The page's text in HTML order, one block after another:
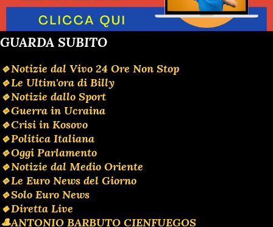
GUARDA SUBITO
🔹️Notizie dal Vivo 24 Ore Non Stop
🔹️Le Ultim'ora di Billy
🔹️Notizie dallo Sport
🔹️Guerra in Ucraina
🔹️Crisi in Kosovo
🔹️Politica Italiana
🔹️Oggi Parlamento
🔹️Notizie dal Medio Oriente
🔹️Le Euro News del Giorno
🔹️Solo Euro News
🔸️Diretta Live
🎩ANTONIO BARBUTO CIENFUEGOS